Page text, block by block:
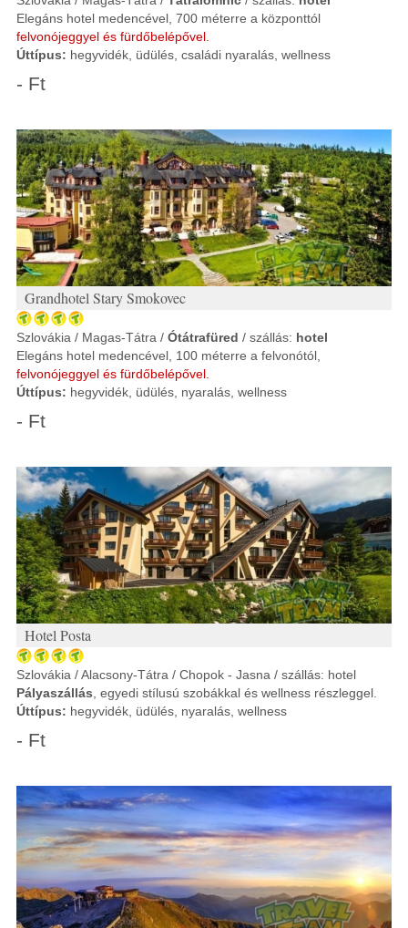
Elegáns hotel medencével, 700 méterre a központtól
felvonójeggyel és fürdőbelépővel.
Úttípus: hegyvidék, üdülés, családi nyaralás, wellness
- Ft
Grandhotel Stary Smokovec
Szlovákia / Magas-Tátra / Ótátrafüred / szállás: hotel
Elegáns hotel medencével, 100 méterre a felvonótól,
felvonójeggyel és fürdőbelépővel.
Úttípus: hegyvidék, üdülés, nyaralás, wellness
- Ft
Hotel Posta
Szlovákia / Alacsony-Tátra / Chopok - Jasna / szállás: hotel
Pályaszállás , egyedi stílusú szobákkal és wellness részleggel.
Úttípus: hegyvidék, üdülés, nyaralás, wellness
- Ft